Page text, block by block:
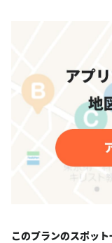
このプランのスポッ